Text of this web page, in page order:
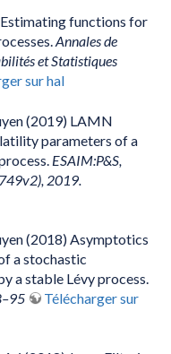
functions for
Annales de
et Statistiques
sur hal
(2019) LAMN
parameters of a
ESAIM:P&S,
2019.
(2018) Asymptotics
a stochastic
a stable Lévy process.
Télécharger sur